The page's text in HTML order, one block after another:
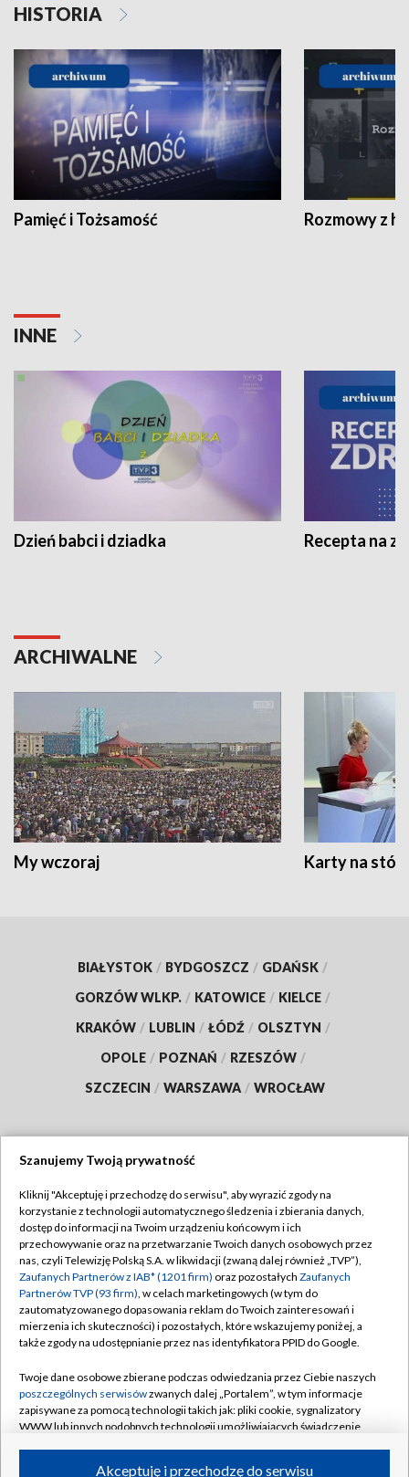
HISTORIA
Pamięć i Tożsamość Rozmowy z
INNE
Dzień babci i dziadka Recepta na
ARCHIWALNE
My wczoraj Karty na
BIAŁYSTOK / BYDGOSZCZ / GDAŃSK /
GORZÓW WLKP. / KATOWICE / KIELCE /
KRAKÓW / LUBLIN / ŁÓDŹ / OLSZTYN /
OPOLE / POZNAŃ / RZESZÓW /
SZCZECIN / WARSZAWA / WROCŁAW
TVP
Abonament TVP
Emisja w TVP
Centrum informacji TVP
Naziemna Telewizja Cyfrowa
Rada Programowa
System NOS
Informacje o nadawcy
Regulamin TVP
Polityka prywatności
Moje zgody
Pomoc
Kontakt
Kanały
Szanujemy Twoją prywatność
Kliknij "Akceptuję i przechodzę do serwisu", aby wyrazić zgody na
korzystanie z technologii automatycznego śledzenia i zbierania danych,
dostęp do informacji na Twoim urządzeniu końcowym i ich
przechowywanie oraz na przetwarzanie Twoich danych osobowych przez
nas, czyli Telewizję Polską S.A. w likwidacji (zwaną dalej również „TVP”),
Zaufanych Partnerów z IAB* (1201 firm) oraz pozostałych Zaufanych
Partnerów TVP (93 firm), w celach marketingowych (w tym do
zautomatyzowanego dopasowania reklam do Twoich zainteresowań i
mierzenia ich skuteczności) i pozostałych, które wskazujemy poniżej, a
także zgody na udostępnianie przez nas identyfikatora PPID do Google.
Twoje dane osobowe zbierane podczas odwiedzania przez Ciebie naszych
poszczególnych serwisówzwanych dalej „Portalem”, w tym informacje
zapisywane za pomocą technologii takich jak: pliki cookie, sygnalizatory
WWW lub innych podobnych technologii umożliwiających świadczenie
Akceptuję i przechodzę do serwisu